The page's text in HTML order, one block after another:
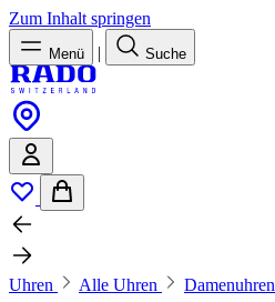
Zum Inhalt springen
Menü | Suche
Uhren Alle Uhren Damenuhren